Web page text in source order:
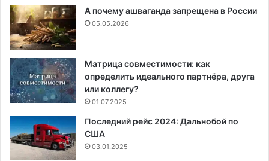
А почему ашваганда запрещена в России
05.05.2026
Матрица совместимости: как
определить идеального партнёра, друга
или коллегу?
01.07.2025
Последний рейс 2024: Дальнобой по
США
03.01.2025